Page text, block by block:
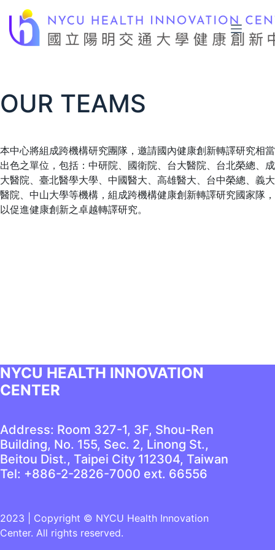
content
OUR TEAMS
本中心將組成跨機構研究團隊，邀請國內健康創新轉譯研究相當
出色之單位，包括：中研院、國衛院、台大醫院、台北榮總、成
大醫院、臺北醫學大學、中國醫大、高雄醫大、台中榮總、義大
醫院、中山大學等機構，組成跨機構健康創新轉譯研究國家隊，
以促進健康創新之卓越轉譯研究。
NYCU HEALTH INNOVATION
CENTER
Address: Room 327-1, 3F, Shou-Ren
Building, No. 155, Sec. 2, Linong St.,
Beitou Dist., Taipei City 112304, Taiwan
Tel: +886-2-2826-7000 ext. 66556
2023 | Copyright © NYCU Health Innovation
Center. All rights reserved.